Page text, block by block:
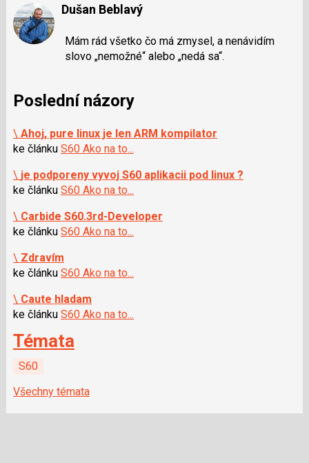
Dušan Beblavý
Mám rád všetko čo má zmysel, a nenávidím
slovo „nemožné“ alebo „nedá sa“.
Poslední názory
\ Ahoj, pure linux je len ARM kompilator
ke článku S60 Ako na to...
\ je podporeny vyvoj S60 aplikacii pod linux ?
ke článku S60 Ako na to...
\ Carbide S60.3rd-Developer
ke článku S60 Ako na to...
\ Zdravím
ke článku S60 Ako na to...
\ Caute hladam
ke článku S60 Ako na to...
Témata
S60
Všechny témata